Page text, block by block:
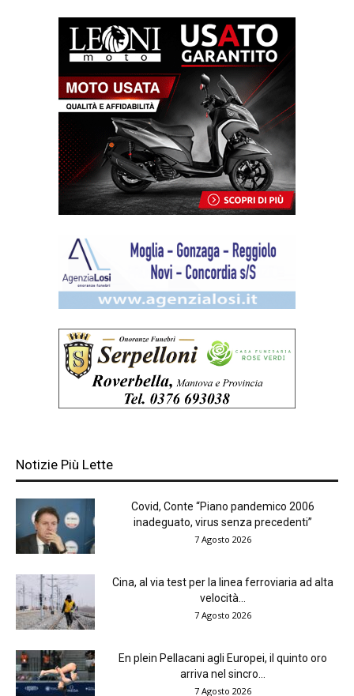
Notizie Più Lette
Covid, Conte “Piano pandemico 2006
inadeguato, virus senza precedenti”
7 Agosto 2026
Cina, al via test per la linea ferroviaria ad alta
velocità...
7 Agosto 2026
En plein Pellacani agli Europei, il quinto oro
arriva nel sincro...
7 Agosto 2026